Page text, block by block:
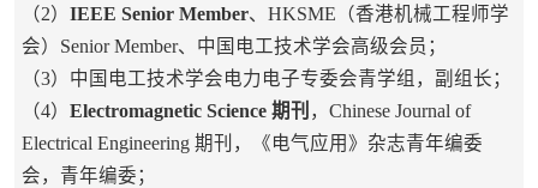
（2） IEEE Senior Member、HKSME（香港机械工程师学
会）Senior Member、 中国电工技术学会高级会员；
（3）中国电工技术学会电力电子专委会青学组，副组长；
（4） Electromagnetic Science 期刊 ，Chinese Journal of
Electrical Engineering 期刊，《电气应用》杂志青年编委
会，青年编委；